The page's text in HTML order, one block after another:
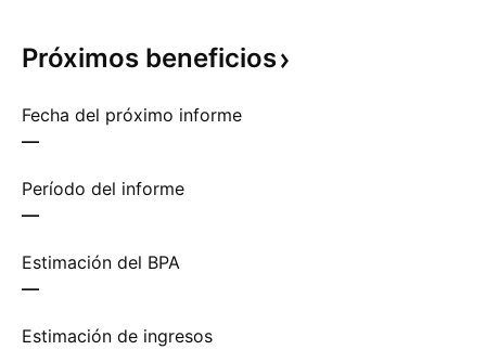
Próximos beneficios
Fecha del próximo informe
—
Período del informe
—
Estimación del BPA
—
Estimación de ingresos